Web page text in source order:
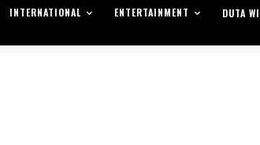
INTERNATIONAL ENTERTAINMENT
DUTA